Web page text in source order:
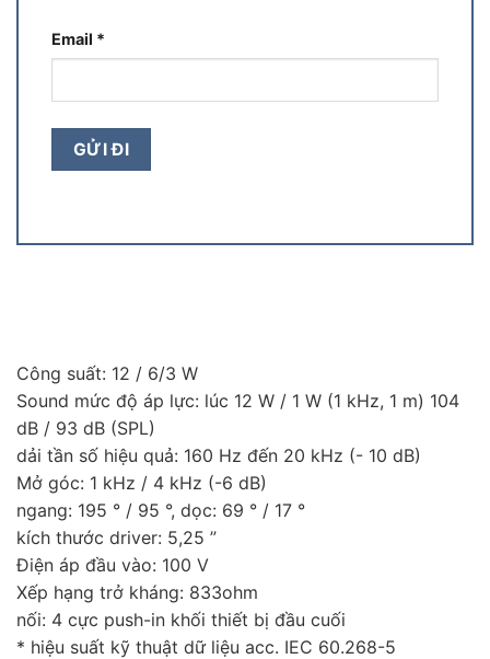
Email *
Công suất: 12 / 6/3 W
Sound mức độ áp lực: lúc 12 W / 1 W (1 kHz, 1 m) 104
dB / 93 dB (SPL)
dải tần số hiệu quả: 160 Hz đến 20 kHz (- 10 dB)
Mở góc: 1 kHz / 4 kHz (-6 dB)
ngang: 195 ° / 95 °, dọc: 69 ° / 17 °
kích thước driver: 5,25 ”
Điện áp đầu vào: 100 V
Xếp hạng trở kháng: 833ohm
nối: 4 cực push-in khối thiết bị đầu cuối
* hiệu suất kỹ thuật dữ liệu acc. IEC 60.268-5